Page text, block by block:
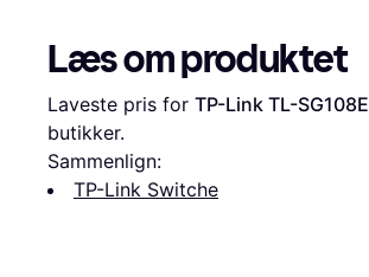
Læs om produktet
Laveste pris for TP-Link TL-SG108E
butikker.
Sammenlign:
TP-Link Switche